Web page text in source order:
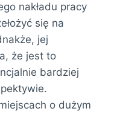
nakładu pracy
się na
jej
że jest to
bardziej
o dużym